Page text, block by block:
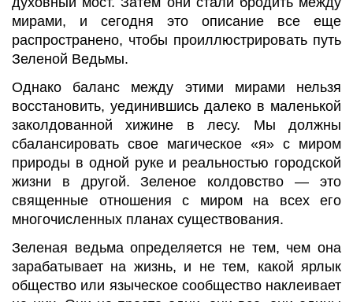
мирами, и сегодня это описание все еще
распространено, чтобы проиллюстрировать путь
Зеленой Ведьмы.
Однако баланс между этими мирами нельзя
восстановить, уединившись далеко в маленькой
заколдованной хижине в лесу. Мы должны
сбалансировать свое магическое «я» с миром
природы в одной руке и реальностью городской
жизни в другой. Зеленое колдовство — это
священные отношения с миром на всех его
многочисленных планах существования.
Зеленая ведьма определяется не тем, чем она
зарабатывает на жизнь, и не тем, какой ярлык
общество или языческое сообщество наклеивает